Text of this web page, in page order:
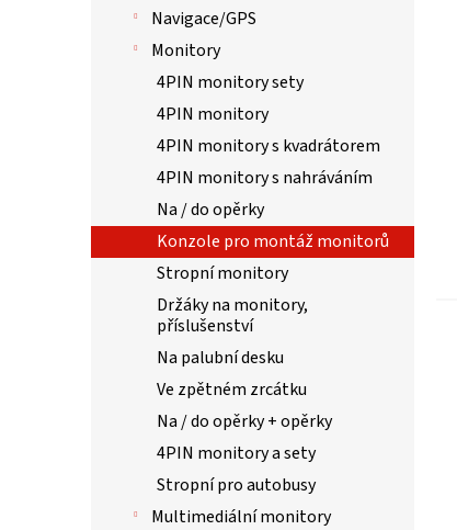
Navigace/GPS
Monitory
4PIN monitory sety
4PIN monitory
4PIN monitory s kvadrátorem
4PIN monitory s nahráváním
Na / do opěrky
Konzole pro montáž monitorů
Stropní monitory
Držáky na monitory,
příslušenství
Na palubní desku
Ve zpětném zrcátku
Na / do opěrky + opěrky
4PIN monitory a sety
Stropní pro autobusy
Multimediální monitory